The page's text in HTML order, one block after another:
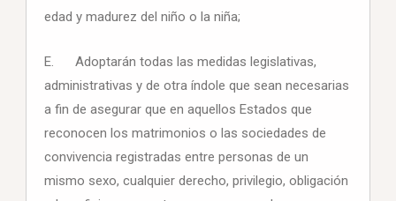
edad y madurez del niño o la niña;
E. Adoptarán todas las medidas legislativas,
administrativas y de otra índole que sean necesarias
a fin de asegurar que en aquellos Estados que
reconocen los matrimonios o las sociedades de
convivencia registradas entre personas de un
mismo sexo, cualquier derecho, privilegio, obligación